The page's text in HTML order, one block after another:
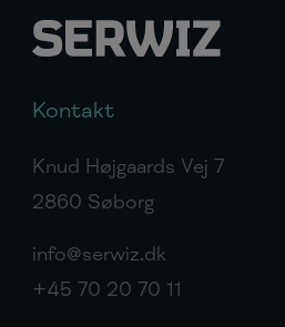
Kontakt
Knud Højgaards Vej 7
2860 Søborg
info@serwiz.dk
+45 70 20 70 11